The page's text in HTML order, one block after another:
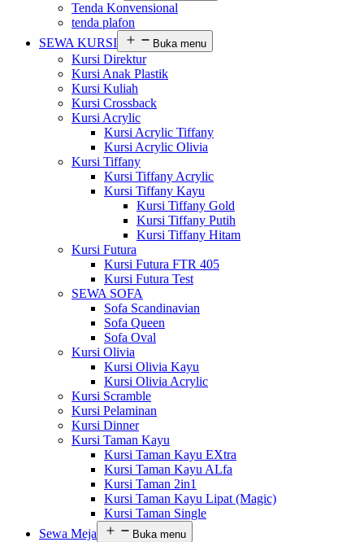
Tenda Konvensional
tenda plafon
SEWA KURSI
Buka menu
Kursi Direktur
Kursi Anak Plastik
Kursi Kuliah
Kursi Crossback
Kursi Acrylic
Kursi Acrylic Tiffany
Kursi Acrylic Olivia
Kursi Tiffany
Kursi Tiffany Acrylic
Kursi Tiffany Kayu
Kursi Tiffany Gold
Kursi Tiffany Putih
Kursi Tiffany Hitam
Kursi Futura
Kursi Futura FTR 405
Kursi Futura Test
SEWA SOFA
Sofa Scandinavian
Sofa Queen
Sofa Oval
Kursi Olivia
Kursi Olivia Kayu
Kursi Olivia Acrylic
Kursi Scramble
Kursi Pelaminan
Kursi Dinner
Kursi Taman Kayu
Kursi Taman Kayu EXtra
Kursi Taman Kayu ALfa
Kursi Taman 2in1
Kursi Taman Kayu Lipat (Magic)
Kursi Taman Single
Sewa Meja
Buka menu